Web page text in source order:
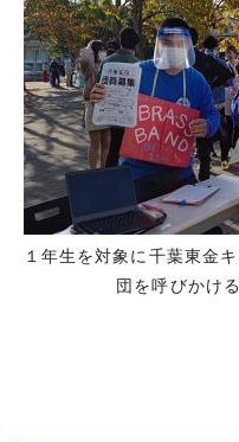
１年生を対象に千葉東金
団を呼びかけ